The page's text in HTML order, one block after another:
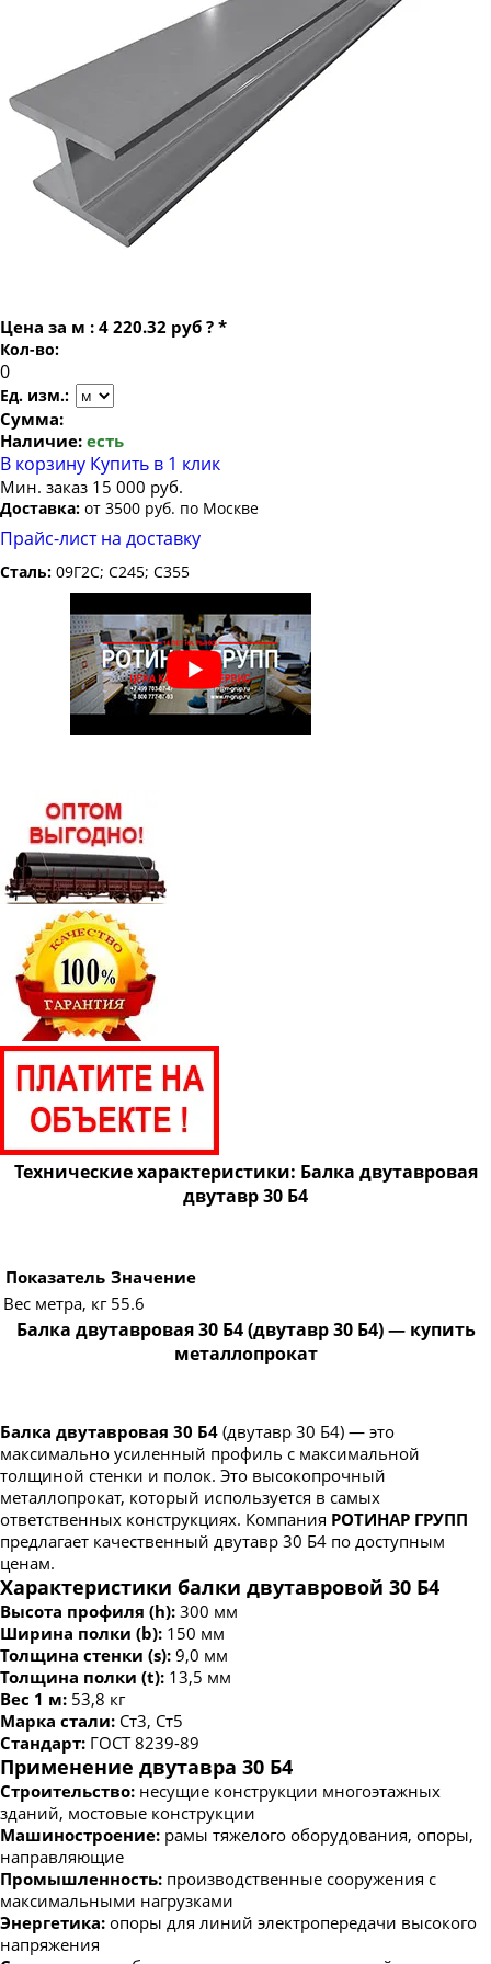
Балка двутавровая двутавр 36
Балка двутавровая двутавр 40
Балка двутавровая двутавр 45
Балка двутавровая двутавр 50
Балка двутавровая двутавр 55
Балка двутавровая двутавр 60
Балка двутавровая двутавр 70
Балка двутавровая двутавр 30 К5
Балка двутавровая двутавр 30 М
Балка двутавровая двутавр 30 Ш1
Балка двутавровая двутавр 30 Ш2
Балка двутавровая двутавр 30 Ш3
Цена за м : 4 220.32 руб ? *
Кол-во:
Ед. изм.:
Сумма:
Наличие: есть
В корзину Купить в 1 клик
Мин. заказ 15 000 руб.
Доставка: от 3500 руб. по Москве
Прайс-лист на доставку
Сталь: 09Г2С; С245; С355
Технические характеристики: Балка двутавровая
двутавр 30 Б4
Показатель Значение
Вес метра, кг 55.6
Балка двутавровая 30 Б4 (двутавр 30 Б4) — купить
металлопрокат
Балка двутавровая 30 Б4 (двутавр 30 Б4) — это
максимально усиленный профиль с максимальной
толщиной стенки и полок. Это высокопрочный
металлопрокат, который используется в самых
ответственных конструкциях. Компания РОТИНАР ГРУПП
предлагает качественный двутавр 30 Б4 по доступным
ценам.
Характеристики балки двутавровой 30 Б4
Высота профиля (h): 300 мм
Ширина полки (b): 150 мм
Толщина стенки (s): 9,0 мм
Толщина полки (t): 13,5 мм
Вес 1 м: 53,8 кг
Марка стали: Ст3, Ст5
Стандарт: ГОСТ 8239-89
Применение двутавра 30 Б4
Строительство: несущие конструкции многоэтажных
зданий, мостовые конструкции
Машиностроение: рамы тяжелого оборудования, опоры,
направляющие
Промышленность: производственные сооружения с
максимальными нагрузками
Энергетика: опоры для линий электропередачи высокого
напряжения